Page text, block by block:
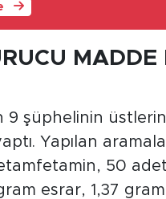
MADDE
9 şüphelinin
Yapılan
50
esrar, 1,37